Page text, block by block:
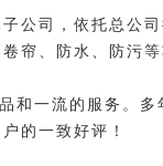
公司，依托总公
帘、防水、防污等
和一流的服务。多
的一致好评！